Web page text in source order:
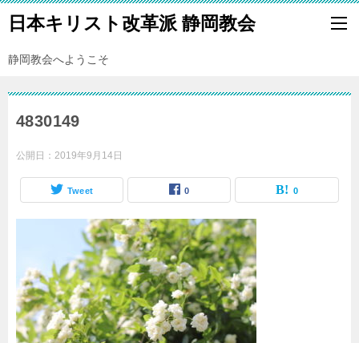
日本キリスト改革派 静岡教会
静岡教会へようこそ
4830149
公開日： 2019年9月14日
Tweet 0 0